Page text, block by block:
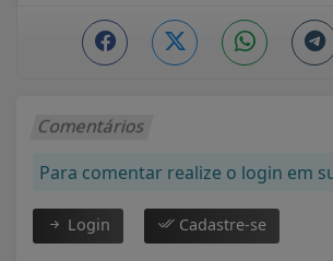
Comentários
Para comentar realize o login em
Login Cadastre-se